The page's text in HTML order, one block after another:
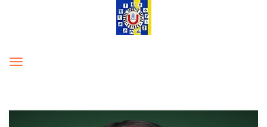
Toggle